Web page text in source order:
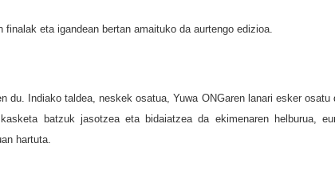
eta igandean bertan amaituko da aurtengo edizioa.
du. Indiako taldea, neskek osatua, Yuwa ONGaren lanari esker osatu
batzuk jasotzea eta bidaiatzea da ekimenaren helburua,
hartuta.